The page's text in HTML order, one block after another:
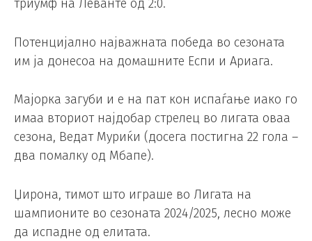
триумф на Леванте од 2:0.
Потенцијално најважната победа во сезоната
им ја донесоа на домашните Еспи и Ариага.
Мајорка загуби и е на пат кон испаѓање иако го
имаа вториот најдобар стрелец во лигата оваа
сезона, Ведат Муриќи (досега постигна 22 гола –
два помалку од Мбапе).
Џирона, тимот што играше во Лигата на
шампионите во сезоната 2024/2025, лесно може
да испадне од елитата.